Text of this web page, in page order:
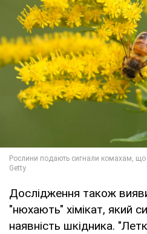
Дослідження також
"нюхають" хімікат, який
наявність шкідника.